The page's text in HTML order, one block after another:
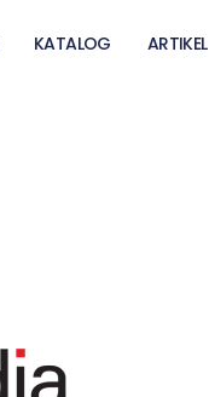
KATALOG ARTIKEL